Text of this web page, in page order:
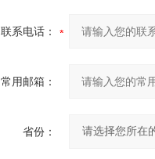
联系电话：
常用邮箱：
省份：